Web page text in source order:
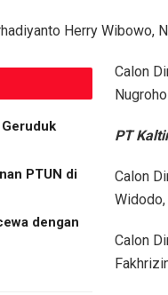
Herry Wibowo,
PTUN di
dengan
Calon
PT
Calon
Calon